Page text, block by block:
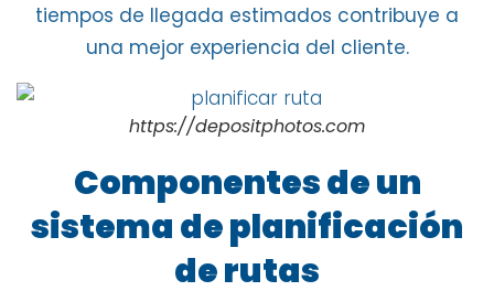
tiempos de llegada estimados contribuye a
una mejor experiencia del cliente.
https://depositphotos.com
Componentes de un
sistema de planificación
de rutas